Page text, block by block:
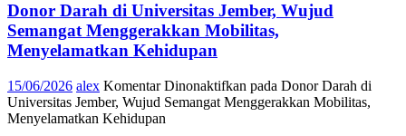
Donor Darah di Universitas Jember, Wujud
Semangat Menggerakkan Mobilitas,
Menyelamatkan Kehidupan
15/06/2026 alex Komentar Dinonaktifkan pada Donor Darah di
Universitas Jember, Wujud Semangat Menggerakkan Mobilitas,
Menyelamatkan Kehidupan